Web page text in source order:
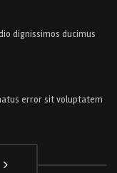
dignissimos ducimus
error sit voluptatem